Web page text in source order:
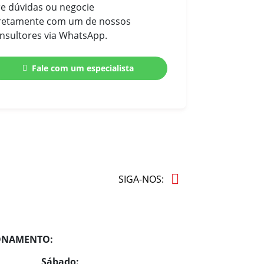
Comprimento do assoalho
812 mm
Número de passageiros
dúvidas ou negocie
com um de nossos
via WhatsApp.
Fale com um especialista
SIGA-NOS: